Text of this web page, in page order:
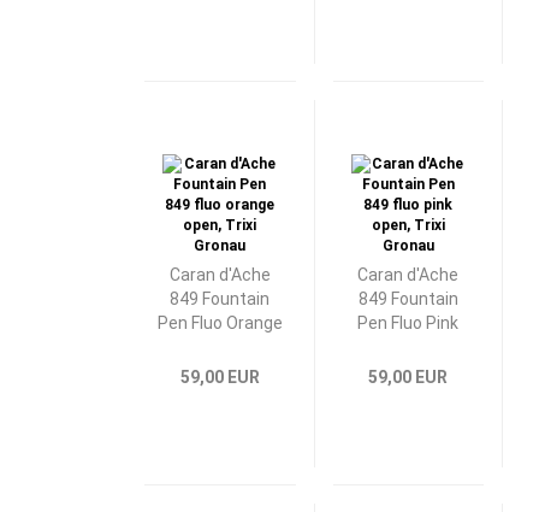
Caran d'Ache
849 Fountain
Pen Fluo Orange
59,00 EUR
Caran d'Ache
849 Fountain
Pen Fluo Pink
59,00 EUR